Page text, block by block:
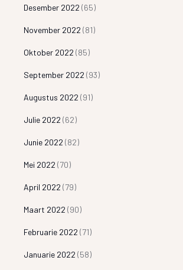
Desember 2022 (65)
November 2022 (81)
Oktober 2022 (85)
September 2022 (93)
Augustus 2022 (91)
Julie 2022 (62)
Junie 2022 (82)
Mei 2022 (70)
April 2022 (79)
Maart 2022 (90)
Februarie 2022 (71)
Januarie 2022 (58)